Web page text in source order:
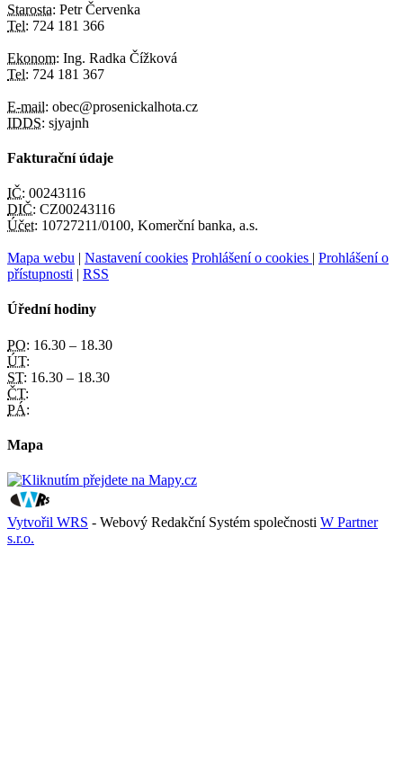
Starosta: Petr Červenka
Tel: 724 181 366
Ekonom: Ing. Radka Čížková
Tel: 724 181 367
E-mail: obec@prosenickalhota.cz
IDDS: sjyajnh
Fakturační údaje
IČ: 00243116
DIČ: CZ00243116
Účet: 10727211/0100, Komerční banka, a.s.
Mapa webu | Nastavení cookies Prohlášení o cookies | Prohlášení o
přístupnosti | RSS
Úřední hodiny
PO: 16.30 – 18.30
ÚT:
ST: 16.30 – 18.30
ČT:
PÁ:
Mapa
Vytvořil WRS - Webový Redakční Systém společnosti W Partner
s.r.o.